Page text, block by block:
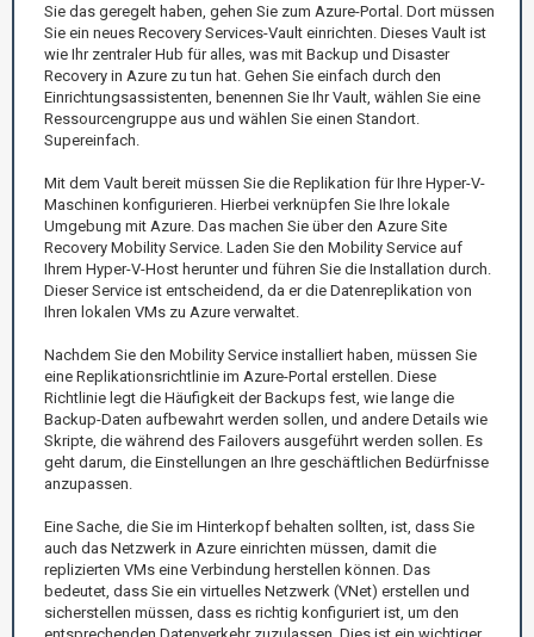
Sie das geregelt haben, gehen Sie zum Azure-Portal. Dort müssen
Sie ein neues Recovery Services-Vault einrichten. Dieses Vault ist
wie Ihr zentraler Hub für alles, was mit Backup und Disaster
Recovery in Azure zu tun hat. Gehen Sie einfach durch den
Einrichtungsassistenten, benennen Sie Ihr Vault, wählen Sie eine
Ressourcengruppe aus und wählen Sie einen Standort.
Supereinfach.
Mit dem Vault bereit müssen Sie die Replikation für Ihre Hyper-V-
Maschinen konfigurieren. Hierbei verknüpfen Sie Ihre lokale
Umgebung mit Azure. Das machen Sie über den Azure Site
Recovery Mobility Service. Laden Sie den Mobility Service auf
Ihrem Hyper-V-Host herunter und führen Sie die Installation durch.
Dieser Service ist entscheidend, da er die Datenreplikation von
Ihren lokalen VMs zu Azure verwaltet.
Nachdem Sie den Mobility Service installiert haben, müssen Sie
eine Replikationsrichtlinie im Azure-Portal erstellen. Diese
Richtlinie legt die Häufigkeit der Backups fest, wie lange die
Backup-Daten aufbewahrt werden sollen, und andere Details wie
Skripte, die während des Failovers ausgeführt werden sollen. Es
geht darum, die Einstellungen an Ihre geschäftlichen Bedürfnisse
anzupassen.
Eine Sache, die Sie im Hinterkopf behalten sollten, ist, dass Sie
auch das Netzwerk in Azure einrichten müssen, damit die
replizierten VMs eine Verbindung herstellen können. Das
bedeutet, dass Sie ein virtuelles Netzwerk (VNet) erstellen und
sicherstellen müssen, dass es richtig konfiguriert ist, um den